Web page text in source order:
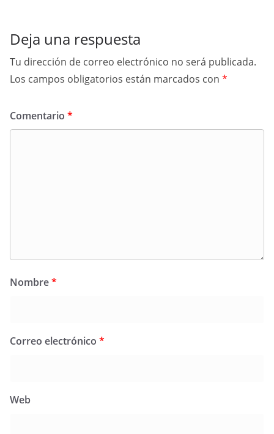
Deja una respuesta
Tu dirección de correo electrónico no será publicada.
Los campos obligatorios están marcados con *
Comentario *
Nombre*
Correo electrónico *
Web